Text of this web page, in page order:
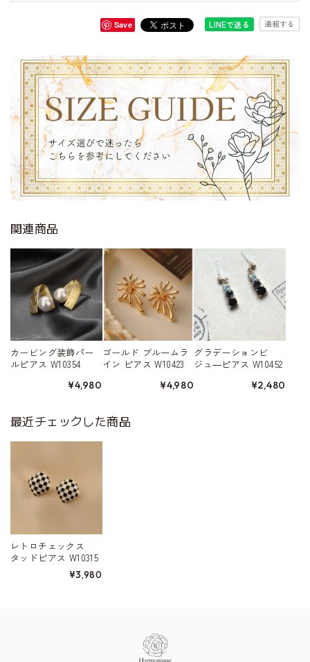
Save LINEで送る 通報する
関連商品
カービング装飾パー
ルピアス W10354
¥4,980
ゴールド ブルームラ
イン ピアス W10423
¥4,980
グラデーションビ
ジュ―ピアス W10452
¥2,480
最近チェックした商品
レトロチェックス
タッドピアス W10315
¥3,980